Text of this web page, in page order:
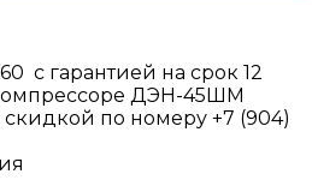
с гарантией на срок 12
ДЭН-45ШМ
по номеру +7 (904)